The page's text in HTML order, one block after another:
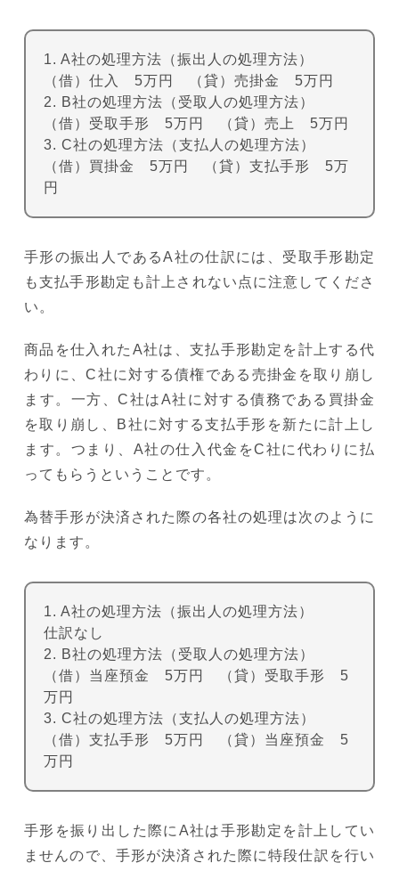
1. A社の処理方法（振出人の処理方法）
（借）仕入 5万円 （貸）売掛金 5万円
2. B社の処理方法（受取人の処理方法）
（借）受取手形 5万円 （貸）売上 5万円
3. C社の処理方法（支払人の処理方法）
（借）買掛金 5万円 （貸）支払手形 5万
円
手形の振出人であるA社の仕訳には、受取手形勘定
も支払手形勘定も計上されない点に注意してくださ
い。
商品を仕入れたA社は、支払手形勘定を計上する代
わりに、C社に対する債権である売掛金を取り崩し
ます。一方、C社はA社に対する債務である買掛金
を取り崩し、B社に対する支払手形を新たに計上し
ます。つまり、A社の仕入代金をC社に代わりに払
ってもらうということです。
為替手形が決済された際の各社の処理は次のように
なります。
1. A社の処理方法（振出人の処理方法）
仕訳なし
2. B社の処理方法（受取人の処理方法）
（借）当座預金 5万円 （貸）受取手形 5
万円
3. C社の処理方法（支払人の処理方法）
（借）支払手形 5万円 （貸）当座預金 5
万円
手形を振り出した際にA社は手形勘定を計上してい
ませんので、手形が決済された際に特段仕訳を行い